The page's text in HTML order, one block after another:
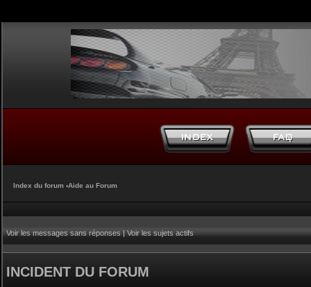
Index du forum ‹Aide au Forum
Voir les messages sans réponses|Voir les sujets actifs
INCIDENT DU FORUM